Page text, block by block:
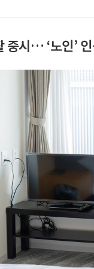
중시… ‘노인’